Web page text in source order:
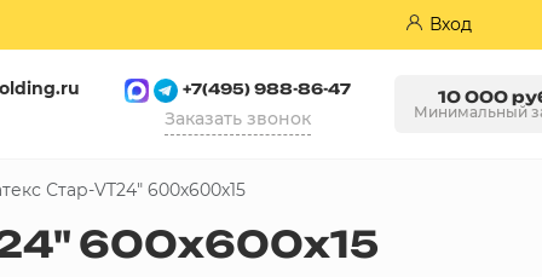
Вход
+7(495) 988-86-47
Заказать звонок
10 000
Минимальный
Стар-VT24" 600х600х15
600х600х15